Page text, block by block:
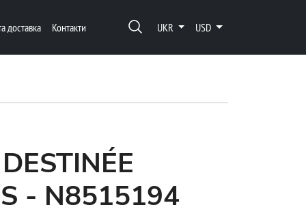
доставка Контакти UKR USD
- N8515194